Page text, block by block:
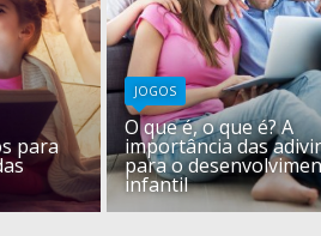
para
JOGOS
O que é, o que é? A
importância das
para o
infantil